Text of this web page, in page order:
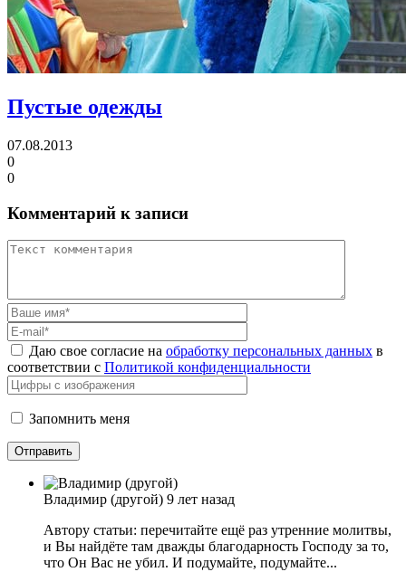
Пустые одежды
07.08.2013
0
0
Комментарий к записи
Даю свое согласие на обработку персональных данных в
соответствии с Политикой конфиденциальности
Запомнить меня
Владимир (другой) 9 лет назад
Автору статьи: перечитайте ещё раз утренние молитвы,
и Вы найдёте там дважды благодарность Господу за то,
что Он Вас не убил. И подумайте, подумайте...